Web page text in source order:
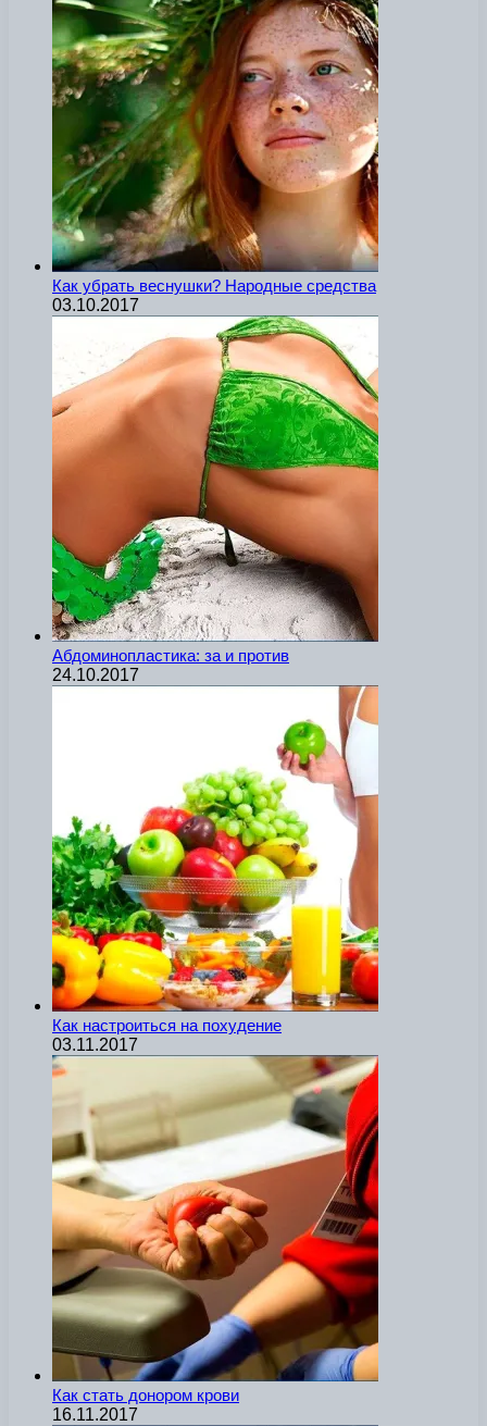
Как убрать веснушки? Народные средства
03.10.2017
Абдоминопластика: за и против
24.10.2017
Как настроиться на похудение
03.11.2017
Как стать донором крови
16.11.2017